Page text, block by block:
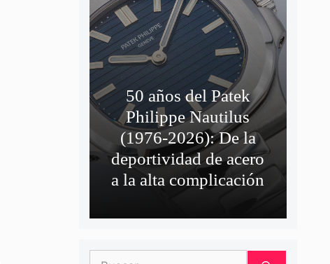
50 años del Patek
Philippe Nautilus
(1976-2026): De la
deportividad de acero
a la alta complicación
Buscar: